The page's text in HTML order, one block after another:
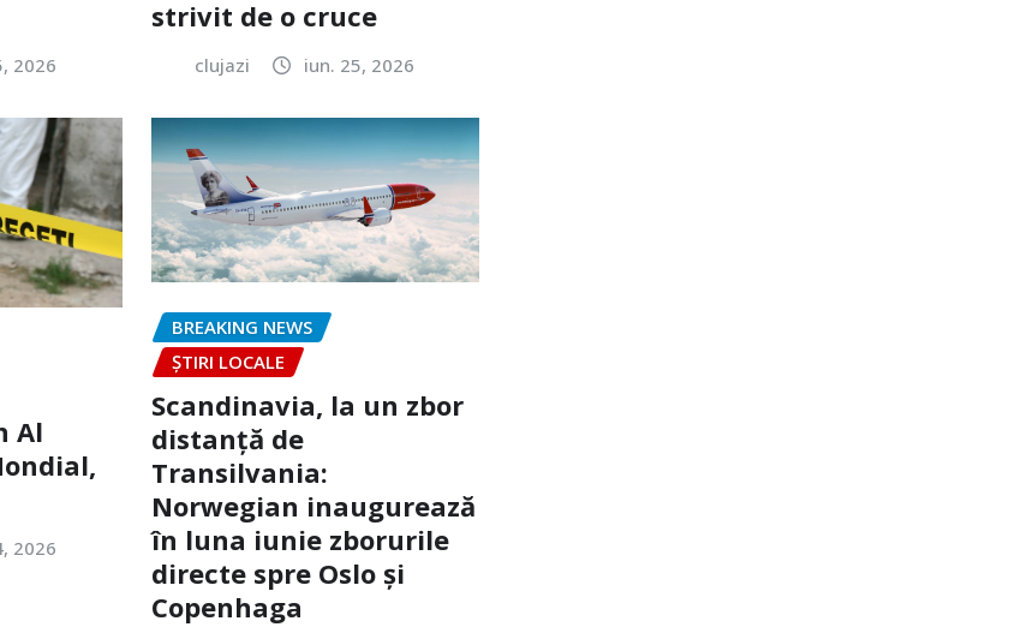
2026
strivit de o cruce
clujazi iun. 25, 2026
Al
2026
BREAKING NEWS
ȘTIRI LOCALE
Scandinavia, la un zbor
distanță de
Transilvania:
Norwegian inaugurează
în luna iunie zborurile
directe spre Oslo și
Copenhaga